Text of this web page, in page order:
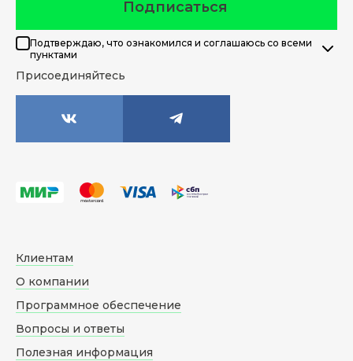
Подписаться
Подтверждаю, что ознакомился и соглашаюсь со всеми
пунктами
Присоединяйтесь
Клиентам
О компании
Программное обеспечение
Вопросы и ответы
Полезная информация